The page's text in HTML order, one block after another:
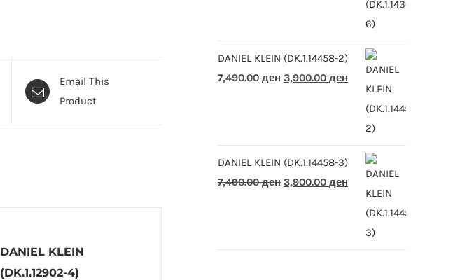
Email This
Product
DANIEL KLEIN
(DK.1.12902-4)
5,500.00 ден.
DANIEL KLEIN (DK.1.14458-2)
7,490.00ден Original
3,900.00 денCurrent
price
3,900.00 ден.
DANIEL KLEIN (DK.1.14458-3)
7,490.00ден Original
3,900.00 денCurrent
price
3,900.00 ден.